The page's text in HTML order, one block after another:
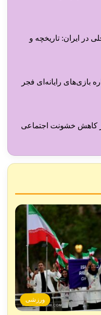
در ایران: تاریخچه و
بازی‌های رایانه‌ای فجر
در کاهش خشونت اجتماعی
ورزشی